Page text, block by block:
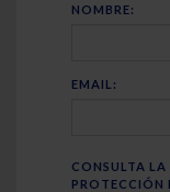
NOMBRE:
EMAIL:
CONSULTA
PROTECCIÓN